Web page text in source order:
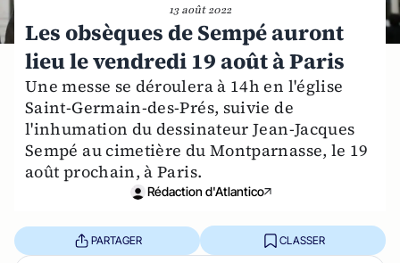
13 août 2022
Les obsèques de Sempé auront
lieu le vendredi 19 août à Paris
Une messe se déroulera à 14h en l'église
Saint-Germain-des-Prés, suivie de
l'inhumation du dessinateur Jean-Jacques
Sempé au cimetière du Montparnasse, le 19
août prochain, à Paris.
Rédaction d'Atlantico
PARTAGER CLASSER